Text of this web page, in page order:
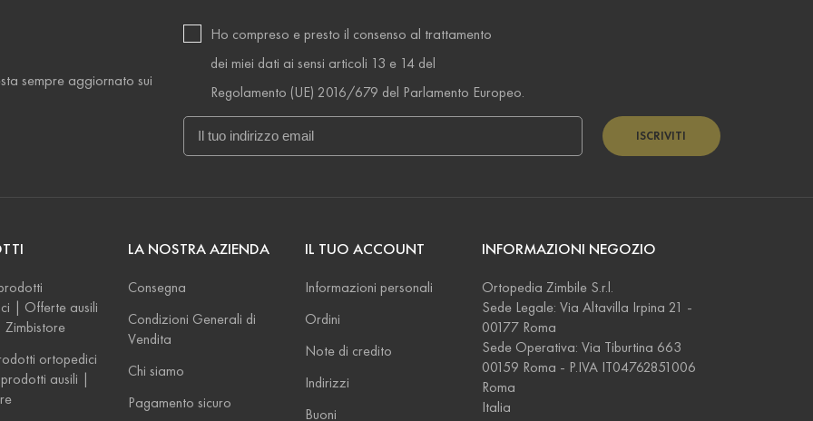
sempre aggiornato sui
Ho compreso e presto il consenso al trattamento
dei miei dati ai sensi articoli 13 e 14 del
Regolamento (UE) 2016/679 del Parlamento Europeo.
ISCRIVITI
| Offerte ausili
ortopedici
ausili |
LA NOSTRA AZIENDA
Consegna
Condizioni Generali di
Vendita
Chi siamo
Pagamento sicuro
IL TUO ACCOUNT
Informazioni personali
Ordini
Note di credito
Indirizzi
Buoni
INFORMAZIONI NEGOZIO
Ortopedia Zimbile S.r.l.
Sede Legale: Via Altavilla Irpina 21 -
00177 Roma
Sede Operativa: Via Tiburtina 663
00159 Roma - P.IVA IT04762851006
Roma
Italia